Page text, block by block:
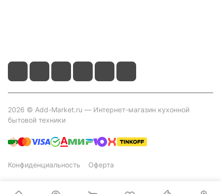
2026 © Add-Market.ru — Интернет-магазин кухонной
бытовой техники
Конфиденциальность Оферта